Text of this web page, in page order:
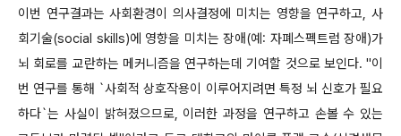
이번 연구결과는 사회환경이 의사결정에 미치는 영향을 연구하고, 사
회기술(social skills)에 영향을 미치는 장애(예: 자폐스펙트럼 장애)가
뇌 회로를 교란하는 메커니즘을 연구하는데 기여할 것으로 보인다. "이
번 연구를 통해 `사회적 상호작용이 이루어지려면 특정 뇌 신호가 필요
하다`는 사실이 밝혀졌으므로, 이러한 과정을 연구하고 손볼 수 있는